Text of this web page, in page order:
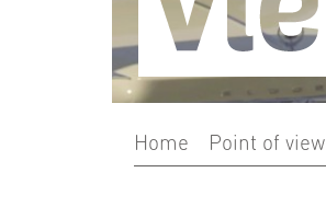
Home Point of view